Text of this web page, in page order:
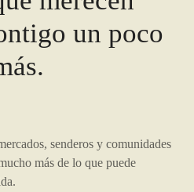
un poco
senderos y comunidades
más de lo que puede